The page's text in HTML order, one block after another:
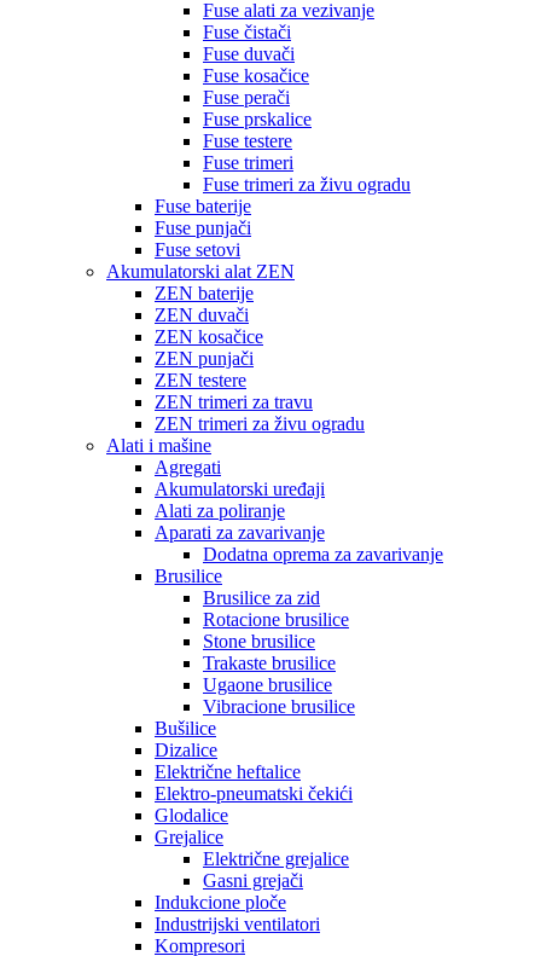
Fuse alati za vezivanje
Fuse čistači
Fuse duvači
Fuse kosačice
Fuse perači
Fuse prskalice
Fuse testere
Fuse trimeri
Fuse trimeri za živu ogradu
Fuse baterije
Fuse punjači
Fuse setovi
Akumulatorski alat ZEN
ZEN baterije
ZEN duvači
ZEN kosačice
ZEN punjači
ZEN testere
ZEN trimeri za travu
ZEN trimeri za živu ogradu
Alati i mašine
Agregati
Akumulatorski uređaji
Alati za poliranje
Aparati za zavarivanje
Dodatna oprema za zavarivanje
Brusilice
Brusilice za zid
Rotacione brusilice
Stone brusilice
Trakaste brusilice
Ugaone brusilice
Vibracione brusilice
Bušilice
Dizalice
Električne heftalice
Elektro-pneumatski čekići
Glodalice
Grejalice
Električne grejalice
Gasni grejači
Indukcione ploče
Industrijski ventilatori
Kompresori